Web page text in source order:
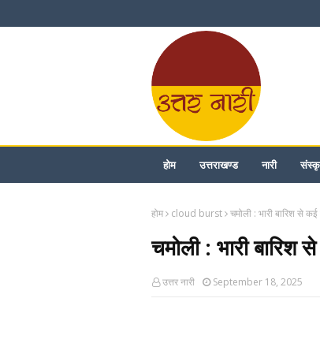
होम उत्तराखण्ड नारी
होम cloud burst चमोली : भारी बारिश से
चमोली : भारी
उत्तर नारी September 18, 2025